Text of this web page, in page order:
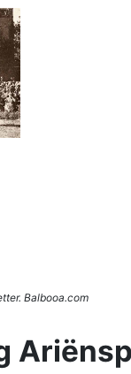
Balbooa.com